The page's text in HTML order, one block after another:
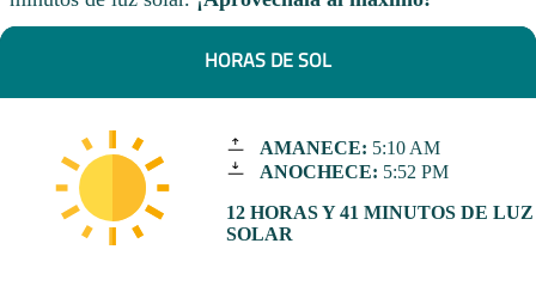
HORAS DE SOL
AMANECE: 5:10 AM
ANOCHECE: 5:52 PM
12 HORAS Y 41 MINUTOS DE LUZ
SOLAR